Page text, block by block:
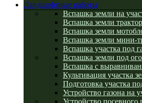
Ландшафтные работы
Вспашка земли на
Вспашка земли
Вспашка земли
Вспашка земли мини-
Вспашка участка под
Вспашка земли под
Вспашка с
Культивация участка
Подготовка участка
Устройство газона на